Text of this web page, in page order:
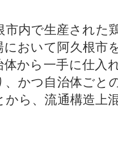
市内で生産された
において阿久根市
体から一手に仕入
、かつ自治体ごと
から、流通構造上